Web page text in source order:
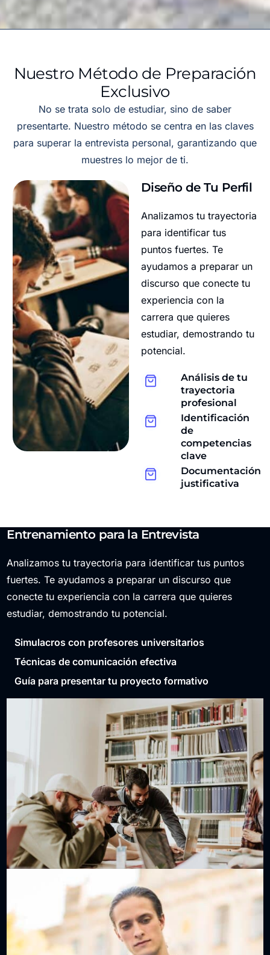
Nuestro Método de Preparación
Exclusivo
No se trata solo de estudiar, sino de saber
presentarte. Nuestro método se centra en las claves
para superar la entrevista personal, garantizando que
muestres lo mejor de ti.
Diseño de Tu Perfil
Analizamos tu trayectoria
para identificar tus
puntos fuertes. Te
ayudamos a preparar un
discurso que conecte tu
experiencia con la
carrera que quieres
estudiar, demostrando tu
potencial.
Análisis de tu
trayectoria
profesional
Identificación
de
competencias
clave
Documentación
justificativa
Entrenamiento para la Entrevista
Analizamos tu trayectoria para identificar tus puntos
fuertes. Te ayudamos a preparar un discurso que
conecte tu experiencia con la carrera que quieres
estudiar, demostrando tu potencial.
Simulacros con profesores universitarios
Técnicas de comunicación efectiva
Guía para presentar tu proyecto formativo